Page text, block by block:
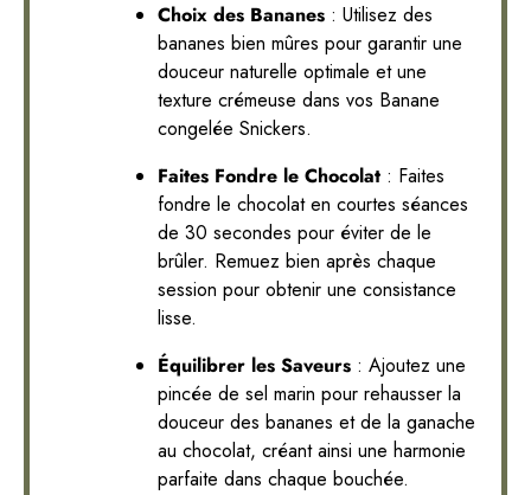
Choix des Bananes : Utilisez des
bananes bien mûres pour garantir une
douceur naturelle optimale et une
texture crémeuse dans vos Banane
congelée Snickers.
Faites Fondre le Chocolat : Faites
fondre le chocolat en courtes séances
de 30 secondes pour éviter de le
brûler. Remuez bien après chaque
session pour obtenir une consistance
lisse.
Équilibrer les Saveurs : Ajoutez une
pincée de sel marin pour rehausser la
douceur des bananes et de la ganache
au chocolat, créant ainsi une harmonie
parfaite dans chaque bouchée.